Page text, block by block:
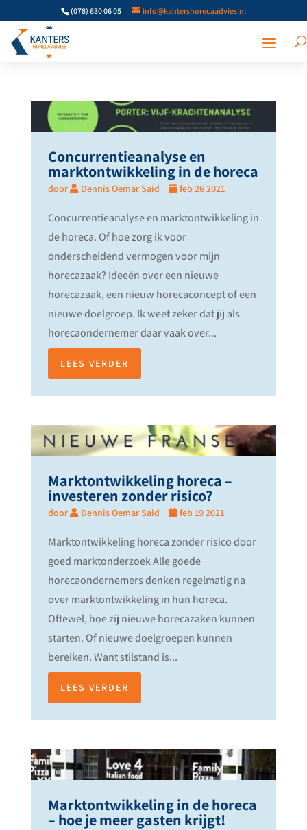
(078) 630 06 05 info@kantershorecaadvies.nl
Concurrentieanalyse en
marktontwikkeling in de horeca
door Dennis Oemar Said feb 26 2021
Concurrentieanalyse en marktontwikkeling in
de horeca. Of hoe zorg ik voor
onderscheidend vermogen voor mijn
horecazaak? Ideeën over een nieuwe
horecazaak, een nieuw horecaconcept of een
nieuwe doelgroep. Ik weet zeker dat jij als
horecaondernemer daar vaak over...
LEES VERDER
Marktontwikkeling horeca –
investeren zonder risico?
door Dennis Oemar Said feb 19 2021
Marktontwikkeling horeca zonder risico door
goed marktonderzoek Alle goede
horecaondernemers denken regelmatig na
over marktontwikkeling in hun horeca.
Oftewel, hoe zij nieuwe horecazaken kunnen
starten. Of nieuwe doelgroepen kunnen
bereiken. Want stilstand is...
LEES VERDER
Marktontwikkeling in de horeca
– hoe je meer gasten krijgt!